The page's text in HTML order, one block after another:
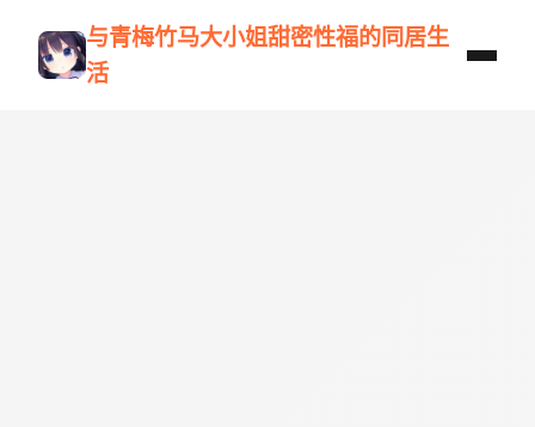
与青梅竹马大小姐甜密性福的同居生
活